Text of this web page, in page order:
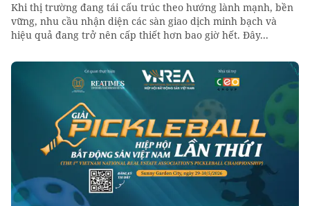
Khi thị trường đang tái cấu trúc theo hướng lành mạnh, bền
vững, nhu cầu nhận diện các sàn giao dịch minh bạch và
hiệu quả đang trở nên cấp thiết hơn bao giờ hết. Đây...